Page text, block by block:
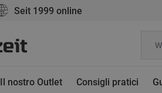
Seit 1999 online
Il nostro Outlet Consigli pratici